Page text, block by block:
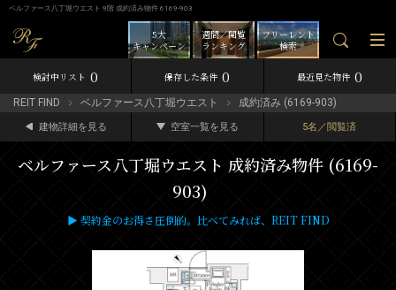
ベルファース八丁堀ウエスト 9階 成約済み物件 6169-903
フリーレント
検索
週間／閲覧
ランキング
5大
キャンペーン
検討中リスト 0 保存した条件 0 最近見た物件 0
REIT FIND ベルファース八丁堀ウエスト 成約済み (6169-903)
建物詳細を見る 空室一覧を見る 5名／閲覧済
ベルファース八丁堀ウエスト 成約済み物件 (6169-
903)
▶ 契約金のお得さ圧倒的。比べてみれば、REIT FIND